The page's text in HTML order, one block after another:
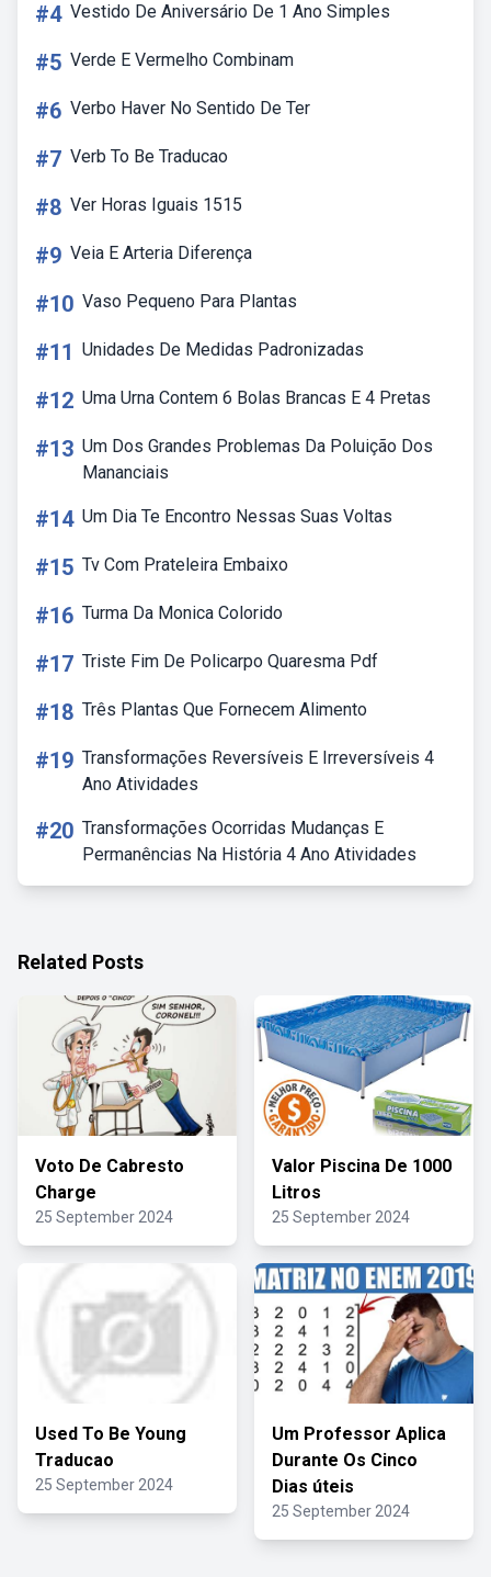
#4 Vestido De Aniversário De 1 Ano Simples
#5 Verde E Vermelho Combinam
#6 Verbo Haver No Sentido De Ter
#7 Verb To Be Traducao
#8 Ver Horas Iguais 1515
#9 Veia E Arteria Diferença
#10 Vaso Pequeno Para Plantas
#11 Unidades De Medidas Padronizadas
#12 Uma Urna Contem 6 Bolas Brancas E 4 Pretas
#13 Um Dos Grandes Problemas Da Poluição Dos
Mananciais
#14 Um Dia Te Encontro Nessas Suas Voltas
#15 Tv Com Prateleira Embaixo
#16 Turma Da Monica Colorido
#17 Triste Fim De Policarpo Quaresma Pdf
#18 Três Plantas Que Fornecem Alimento
#19 Transformações Reversíveis E Irreversíveis 4
Ano Atividades
#20 Transformações Ocorridas Mudanças E
Permanências Na História 4 Ano Atividades
Related Posts
Voto De Cabresto
Charge
25 September 2024
Valor Piscina De 1000
Litros
25 September 2024
Used To Be Young
Traducao
25 September 2024
Um Professor Aplica
Durante Os Cinco
Dias úteis
25 September 2024